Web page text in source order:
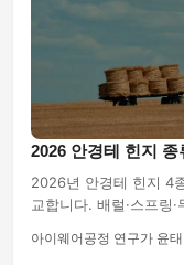
2026 안경테 힌지
2026년 안경테 힌지 4
교합니다. 배럴·스프링
아이웨어공정 연구가 윤